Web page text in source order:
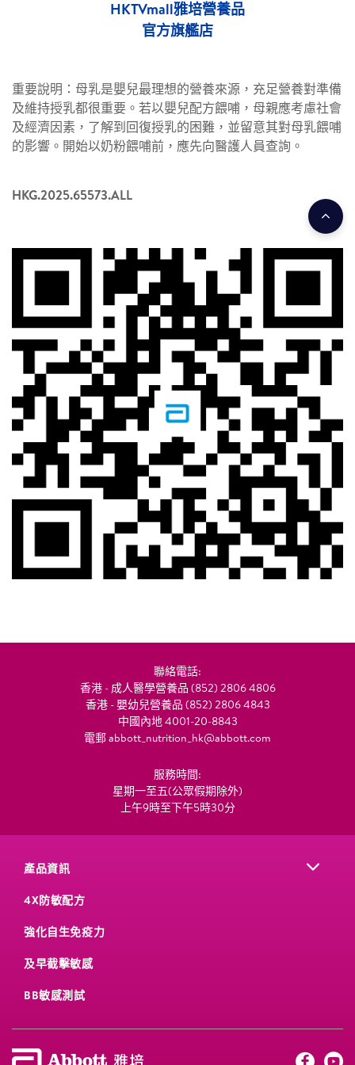
HKTVmall雅培營養品
官方旗艦店
重要說明：母乳是嬰兒最理想的營養來源，充足營養對準備
及維持授乳都很重要。若以嬰兒配方餵哺，母親應考慮社會
及經濟因素，了解到回復授乳的困難，並留意其對母乳餵哺
的影響。開始以奶粉餵哺前，應先向醫護人員查詢。
HKG.2025.65573.ALL
聯絡電話:
香港 - 成人醫學營養品 (852) 2806 4806
香港 - 嬰幼兒營養品 (852) 2806 4843
中國內地 4001-20-8843
電郵abbott_nutrition_hk@abbott.com
服務時間:
星期一至五(公眾假期除外)
上午9時至下午5時30分
產品資訊
4X防敏配方
強化自生免疫力
及早截擊敏感
BB敏感測試